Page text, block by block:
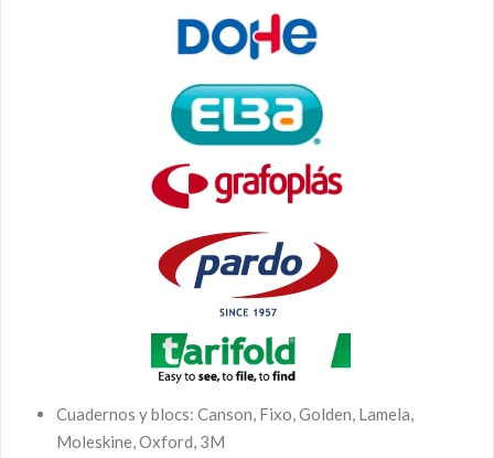
Cuadernos y blocs: Canson, Fixo, Golden, Lamela,
Moleskine, Oxford, 3M